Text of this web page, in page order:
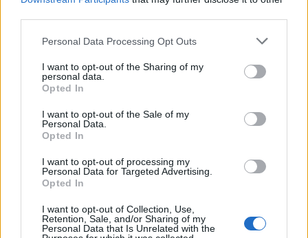
Please note that this website/app uses one or more Google
not limited to your visit or usage behaviour. You may click to
grant or deny consent to Google and its third-party tags to
use your data for below specified purposes in below Google
consent section.
Personal Data Processing Opt Outs
I want to opt-out of the Sharing of my
personal data.
Opted In
I want to opt-out of the Sale of my
Personal Data.
Opted In
I want to opt-out of processing my
Personal Data for Targeted Advertising.
Opted In
I want to opt-out of Collection, Use,
Retention, Sale, and/or Sharing of my
Personal Data that Is Unrelated with the
helyszínen sem lesz hiány:
narancsoskonyakos nyúlmáj, vörösboros
nyúlragu, etyeki sváb tunkolós, juhtúrós
asztalokra a különböző pincékben. Az
ételeket pedig ízlés szerint forraltborral,
öblíthetik le a látogatók.
programok sem maradhatnak el. A Garaguly
Birtokon népihangszer-készítésre várnak
Pincében latin gitárzene szól, 14 órától a Folt
zenekar koncertezik a Debreczeni Pincében.